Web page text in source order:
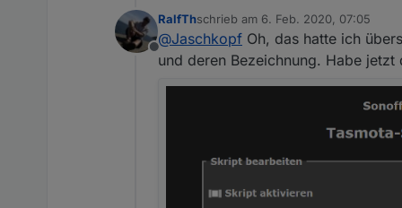
Zeile für die
>M
PS: Wenn du das
Wenn du auf der
Debugging wieder
Gruß Jaschkopf
Offline
RalfThschrieb am 6. Feb. 2020, 07:05
zuletzt editiert von
@Jaschkopf Oh, das hatte ich
und deren Bezeichnung. Habe